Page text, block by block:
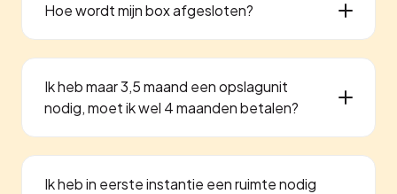
Hoe wordt mijn box afgesloten?
Ik heb maar 3,5 maand een opslagunit
nodig, moet ik wel 4 maanden betalen?
Ik heb in eerste instantie een ruimte nodig